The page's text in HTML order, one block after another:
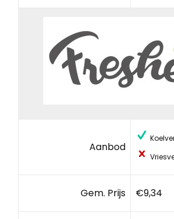
Aanbod
Gem. Prijs €9,34